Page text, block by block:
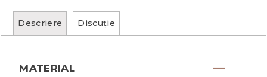
Descriere Discuţie
MATERIAL